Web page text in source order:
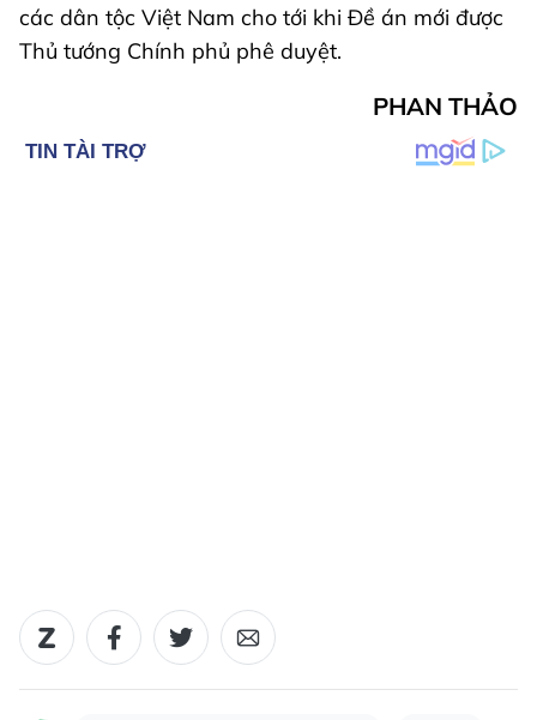
các dân tộc Việt Nam cho tới khi Đề án mới được
Thủ tướng Chính phủ phê duyệt.
PHAN THẢO